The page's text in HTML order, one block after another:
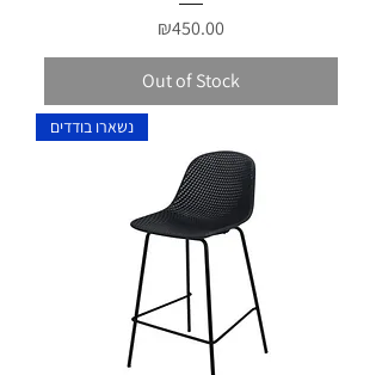
Price
₪450.00
Out of Stock
נשארו בודדים